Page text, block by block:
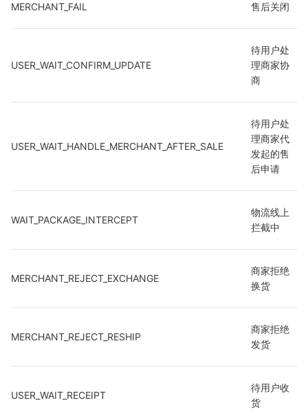
MERCHANT_FAIL 售后关闭
USER_WAIT_CONFIRM_UPDATE
待用户处
理商家协
商
USER_WAIT_HANDLE_MERCHANT_AFTER_SALE
待用户处
理商家代
发起的售
后申请
WAIT_PACKAGE_INTERCEPT
物流线上
拦截中
MERCHANT_REJECT_EXCHANGE
商家拒绝
换货
MERCHANT_REJECT_RESHIP
商家拒绝
发货
USER_WAIT_RECEIPT
待用户收
货